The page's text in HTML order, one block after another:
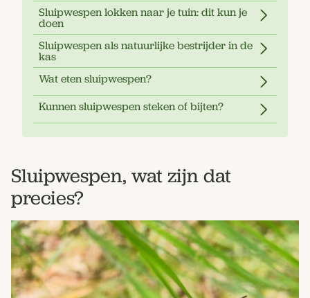
Sluipwespen lokken naar je tuin: dit kun je
doen
Sluipwespen als natuurlijke bestrijder in de
kas
Wat eten sluipwespen?
Kunnen sluipwespen steken of bijten?
Sluipwespen, wat zijn dat
precies?